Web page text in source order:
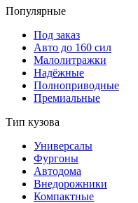
Популярные
Под заказ
Авто до 160 сил
Малолитражки
Надёжные
Полноприводные
Премиальные
Тип кузова
Универсалы
Фургоны
Автодома
Внедорожники
Компактные